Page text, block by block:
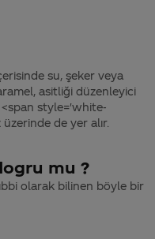
su, şeker veya
asitliği düzenleyici
style='white-
de yer alır.
mu ?
olarak bilinen böyle bir